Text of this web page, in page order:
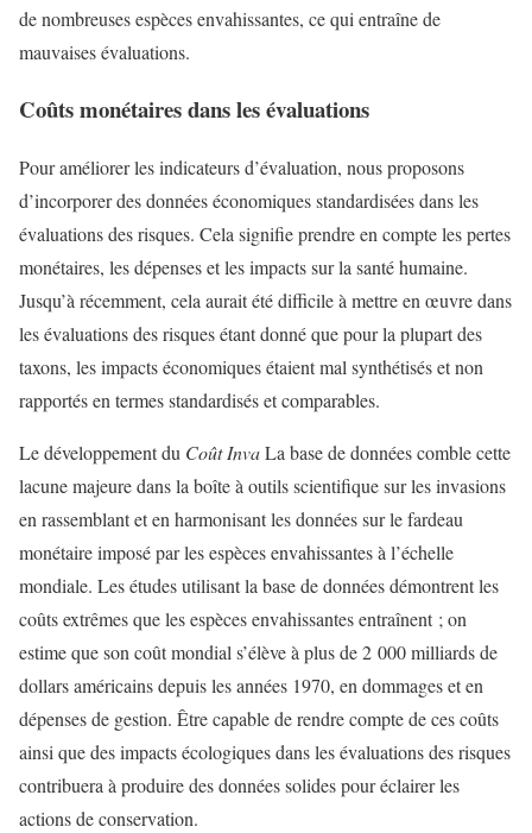
de nombreuses espèces envahissantes, ce qui entraîne de
mauvaises évaluations.
Coûts monétaires dans les évaluations
Pour améliorer les indicateurs d’évaluation, nous proposons
d’incorporer des données économiques standardisées dans les
évaluations des risques. Cela signifie prendre en compte les pertes
monétaires, les dépenses et les impacts sur la santé humaine.
Jusqu’à récemment, cela aurait été difficile à mettre en œuvre dans
les évaluations des risques étant donné que pour la plupart des
taxons, les impacts économiques étaient mal synthétisés et non
rapportés en termes standardisés et comparables.
Le développement du Coût InvaLa base de données comble cette
lacune majeure dans la boîte à outils scientifique sur les invasions
en rassemblant et en harmonisant les données sur le fardeau
monétaire imposé par les espèces envahissantes à l’échelle
mondiale. Les études utilisant la base de données démontrent les
coûts extrêmes que les espèces envahissantes entraînent ; on
estime que son coût mondial s’élève à plus de 2 000 milliards de
dollars américains depuis les années 1970, en dommages et en
dépenses de gestion. Être capable de rendre compte de ces coûts
ainsi que des impacts écologiques dans les évaluations des risques
contribuera à produire des données solides pour éclairer les
actions de conservation.